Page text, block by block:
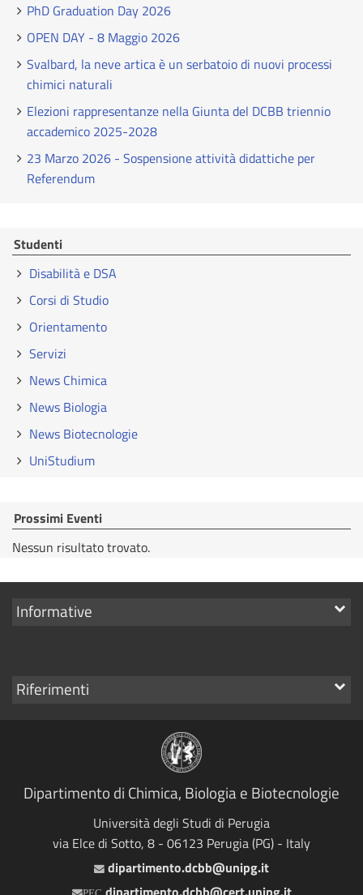
PhD Graduation Day 2026
OPEN DAY - 8 Maggio 2026
Svalbard, la neve artica è un serbatoio di nuovi processi
chimici naturali
Elezioni rappresentanze nella Giunta del DCBB triennio
accademico 2025-2028
23 Marzo 2026 - Sospensione attività didattiche per
Referendum
Studenti
Disabilità e DSA
Corsi di Studio
Orientamento
Servizi
News Chimica
News Biologia
News Biotecnologie
UniStudium
Prossimi Eventi
Nessun risultato trovato.
Mostra
Informative
Mostra
Riferimenti
Dipartimento di Chimica, Biologia e Biotecnologie
Università degli Studi di Perugia
via Elce di Sotto, 8 - 06123 Perugia (PG) - Italy
Email
dipartimento.dcbb@unipg.it